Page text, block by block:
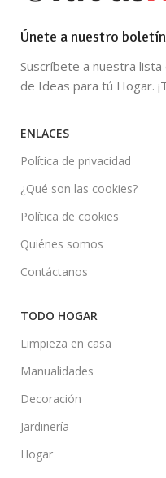
Únete a nuestro
Suscríbete a nuestra
de Ideas para tú Hogar.
ENLACES
Política de privacidad
¿Qué son las cookies?
Política de cookies
Quiénes somos
Contáctanos
TODO HOGAR
Limpieza en casa
Manualidades
Decoración
Jardinería
Hogar